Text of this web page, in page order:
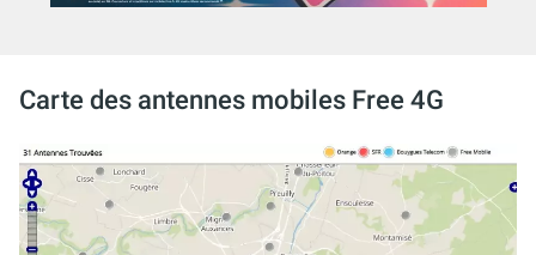
Carte des antennes mobiles Free 4G